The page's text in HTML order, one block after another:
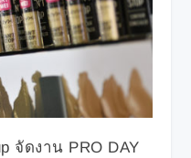
จัดงาน PRO DAY